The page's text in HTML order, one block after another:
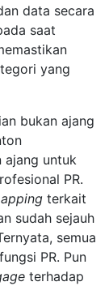
data secara
saat
yang
bukan ajang
ajang untuk
PR.
terkait
sudah sejauh
semua
PR. Pun
terhadap